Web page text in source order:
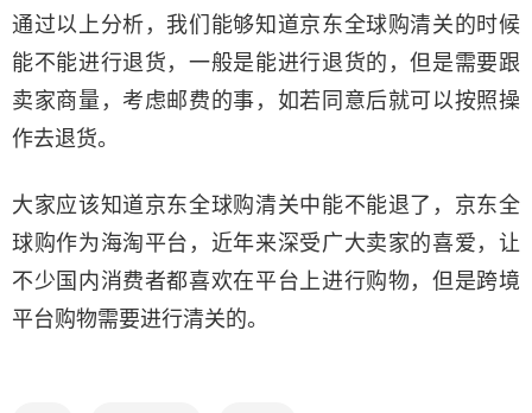
通过以上分析，我们能够知道京东全球购清关的时候
能不能进行退货，一般是能进行退货的，但是需要跟
卖家商量，考虑邮费的事，如若同意后就可以按照操
作去退货。
大家应该知道京东全球购清关中能不能退了，京东全
球购作为海淘平台，近年来深受广大卖家的喜爱，让
不少国内消费者都喜欢在平台上进行购物，但是跨境
平台购物需要进行清关的。